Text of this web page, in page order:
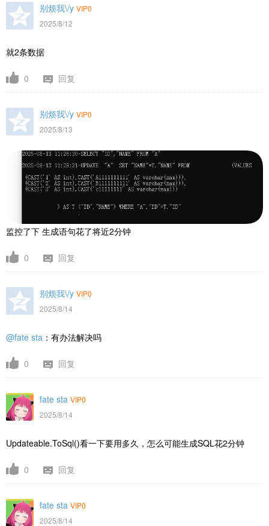
别烦我\/y VIP0
2025/8/12
就2条数据
0 回复
别烦我\/y VIP0
2025/8/13
监控了下 生成语句花了将近2分钟
0 回复
别烦我\/y VIP0
2025/8/14
@fate sta ：有办法解决吗
0 回复
fate sta VIP0
2025/8/14
Updateable.ToSql()看一下要用多久，怎么可能生成SQL花2分钟
0 回复
fate sta VIP0
2025/8/14